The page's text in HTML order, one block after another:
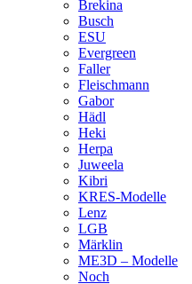
Brekina
Busch
ESU
Evergreen
Faller
Fleischmann
Gabor
Hädl
Heki
Herpa
Juweela
Kibri
KRES-Modelle
Lenz
LGB
Märklin
ME3D – Modelle
Noch